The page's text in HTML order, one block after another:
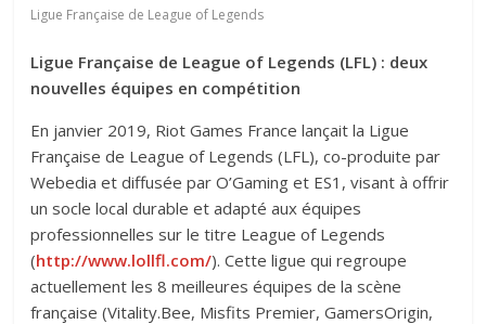
Ligue Française de League of Legends
Ligue Française de League of Legends (LFL) : deux
nouvelles équipes en compétition
En janvier 2019, Riot Games France lançait la Ligue
Française de League of Legends (LFL), co-produite par
Webedia et diffusée par O’Gaming et ES1, visant à offrir
un socle local durable et adapté aux équipes
professionnelles sur le titre League of Legends
(http://www.lollfl.com/). Cette ligue qui regroupe
actuellement les 8 meilleures équipes de la scène
française (Vitality.Bee, Misfits Premier, GamersOrigin,